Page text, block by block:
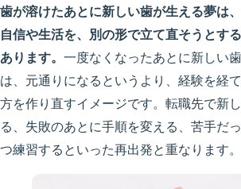
歯が溶けたあとに新しい歯が生える夢は
自信や生活を、別の形で立て直そうとす
あります。 一度なくなったあとに新しい
は、元通りになるというより、経験を経
方を作り直すイメージです。転職先で新
る、失敗のあとに手順を変える、苦手だ
つ練習するといった再出発と重なります。